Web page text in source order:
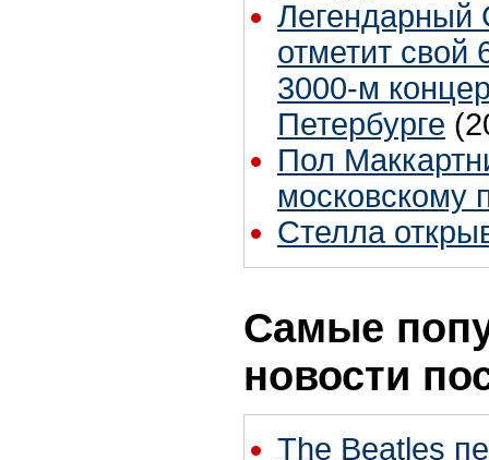
Легендарный
отметит
3000-м
Петербурге
Пол
московскому
Стелла
Самые
новости
The Beatles